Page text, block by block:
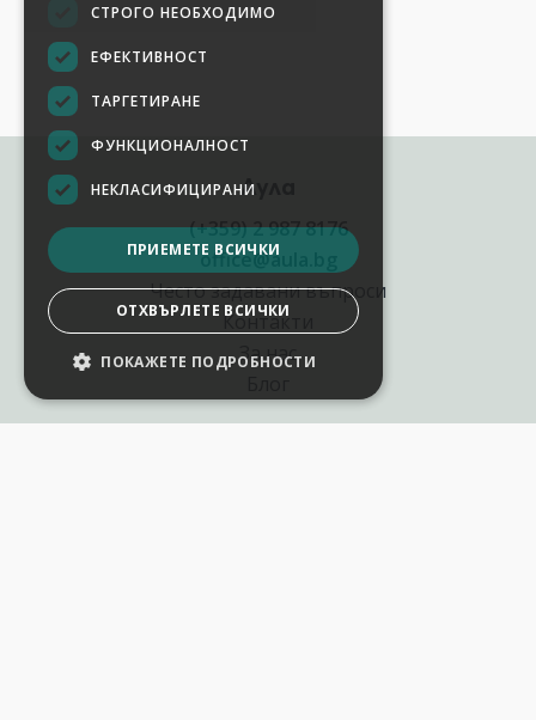
Аула
(+359) 2 987 8176
office@aula.bg
Често задавани въпроси
Контакти
За нас
СТРОГО НЕОБХОДИМО
ЕФЕКТИВНОСТ
ТАРГЕТИРАНЕ
ФУНКЦИОНАЛНОСТ
НЕКЛАСИФИЦИРАНИ
ПРИЕМЕТЕ ВСИЧКИ
ОТХВЪРЛЕТЕ ВСИЧКИ
ПОКАЖЕТЕ ПОДРОБНОСТИ